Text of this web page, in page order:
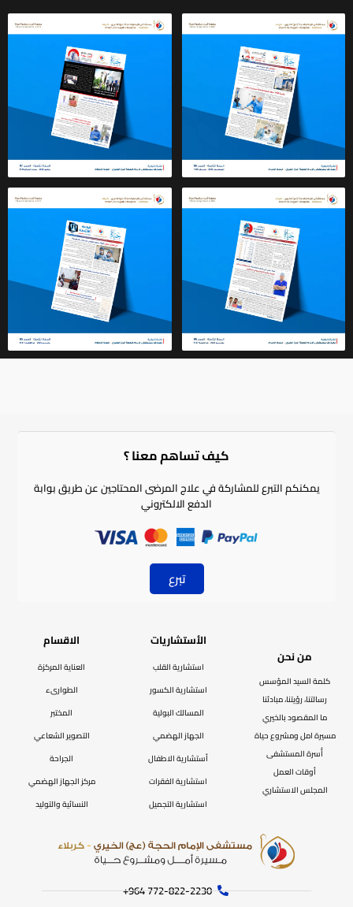
772-822-2230‏ 964+
الاقسام
العناية المركزة
الطوارىء
المختبر
التصوير الشعاعي
الجراحة
مركز الجهاز الهضمي
النسائية والتوليد
الأستشاريات
استشارية القلب
استشارية الكسور
المسالك البولية
الجهاز الهضمي
أستشارية الاطفال
استشارية الفقرات
استشارية التجميل
من نحن
كلمة السيد المؤسس
رسالتنا، رؤيتنا، مبادئنا
ما المقصود بالخيري
مسيرة امل ومشروع حياة
أُسرة المستشفى
أوقات العمل
المجلس الاستشاري
كيف تساهم معنا ؟​
يمكنكم التبرع للمشاركة في علاج المرضى المحتاجين عن طريق بوابة
الدفع الالكتروني
تبرع